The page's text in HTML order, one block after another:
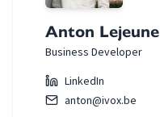
Anton Lejeune
Business Developer
LinkedIn
anton@ivox.be